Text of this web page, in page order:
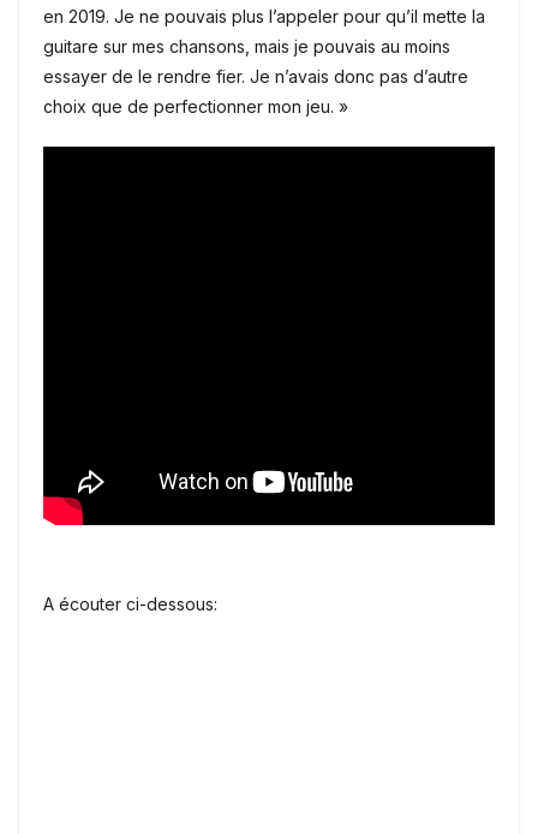
en 2019. Je ne pouvais plus l’appeler pour qu’il mette la
guitare sur mes chansons, mais je pouvais au moins
essayer de le rendre fier. Je n’avais donc pas d’autre
choix que de perfectionner mon jeu. »
A écouter ci-dessous: